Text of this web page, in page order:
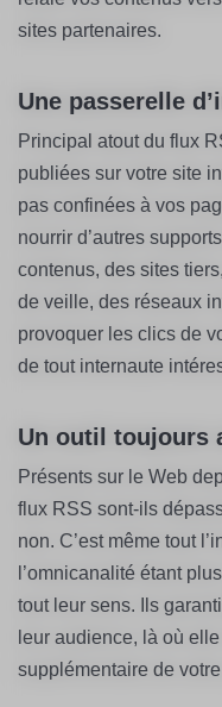
sites partenaires.
Une passerelle
Principal atout du flux
publiées sur votre site
pas confinées à vos
nourrir d’autres
contenus, des sites
de veille, des réseaux
provoquer les clics de
de tout internaute
Un outil toujours
Présents sur le Web
flux RSS sont-ils
non. C’est même tout
l’omnicanalité étant
tout leur sens. Ils
leur audience, là où
supplémentaire de